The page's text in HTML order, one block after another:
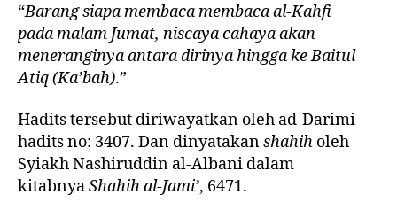
“Barang siapa membaca membaca al-Kahfi
pada malam Jumat, niscaya cahaya akan
meneranginya antara dirinya hingga ke Baitul
Atiq (Ka’bah).”
Hadits tersebut diriwayatkan oleh ad-Darimi
hadits no: 3407. Dan dinyatakanshahih oleh
Syiakh Nashiruddin al-Albani dalam
kitabnyaShahih al-Jami’, 6471.